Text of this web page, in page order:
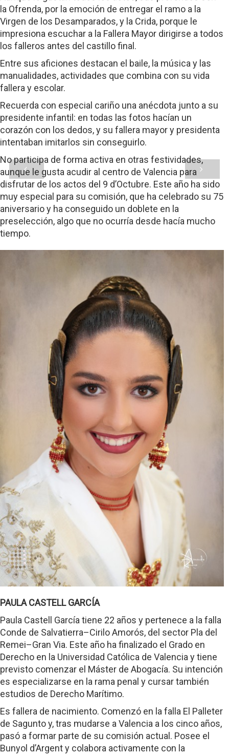
la Ofrenda, por la emoción de entregar el ramo a la
Virgen de los Desamparados, y la Crida, porque le
impresiona escuchar a la Fallera Mayor dirigirse a todos
los falleros antes del castillo final.
Entre sus aficiones destacan el baile, la música y las
manualidades, actividades que combina con su vida
fallera y escolar.
Recuerda con especial cariño una anécdota junto a su
presidente infantil: en todas las fotos hacían un
corazón con los dedos, y su fallera mayor y presidenta
intentaban imitarlos sin conseguirlo.
No participa de forma activa en otras festividades,
aunque le gusta acudir al centro de Valencia para
disfrutar de los actos del 9 d’Octubre. Este año ha sido
muy especial para su comisión, que ha celebrado su 75
aniversario y ha conseguido un doblete en la
preselección, algo que no ocurría desde hacía mucho
tiempo.
PAULA CASTELL GARCÍA
Paula Castell García tiene 22 años y pertenece a la falla
Conde de Salvatierra–Cirilo Amorós, del sector Pla del
Remei–Gran Via. Este año ha finalizado el Grado en
Derecho en la Universidad Católica de Valencia y tiene
previsto comenzar el Máster de Abogacía. Su intención
es especializarse en la rama penal y cursar también
estudios de Derecho Marítimo.
Es fallera de nacimiento. Comenzó en la falla El Palleter
de Sagunto y, tras mudarse a Valencia a los cinco años,
pasó a formar parte de su comisión actual. Posee el
Bunyol d’Argent y colabora activamente con la